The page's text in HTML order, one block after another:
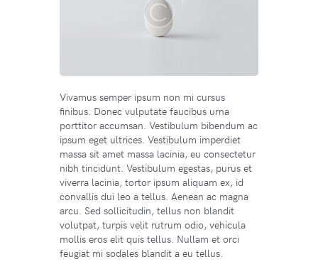
Vivamus semper ipsum non mi cursus
finibus. Donec vulputate faucibus urna
porttitor accumsan. Vestibulum bibendum ac
ipsum eget ultrices. Vestibulum imperdiet
massa sit amet massa lacinia, eu consectetur
nibh tincidunt. Vestibulum egestas, purus et
viverra lacinia, tortor ipsum aliquam ex, id
convallis dui leo a tellus. Aenean ac magna
arcu. Sed sollicitudin, tellus non blandit
volutpat, turpis velit rutrum odio, vehicula
mollis eros elit quis tellus. Nullam et orci
feugiat mi sodales blandit a eu tellus.